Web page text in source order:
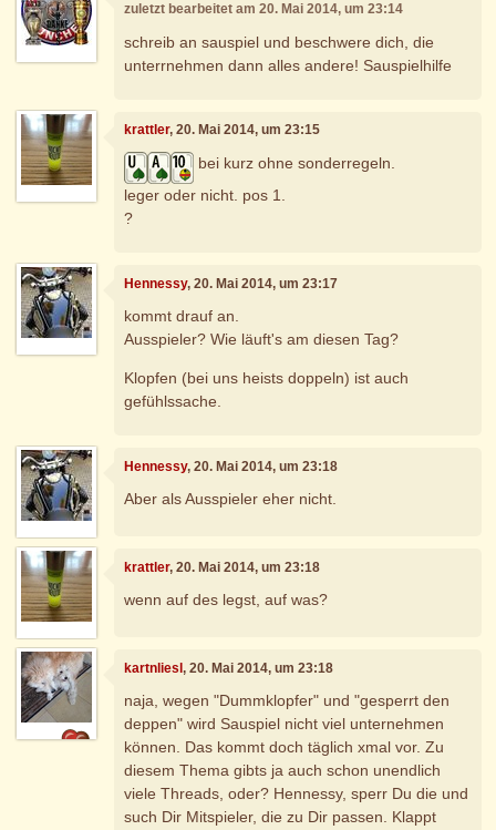
zuletzt bearbeitet am 20. Mai 2014, um 23:14
schreib an sauspiel und beschwere dich, die
unterrnehmen dann alles andere! Sauspielhilfe
krattler, 20. Mai 2014, um 23:15
bei kurz ohne sonderregeln.
leger oder nicht. pos 1.
?
Hennessy, 20. Mai 2014, um 23:17
kommt drauf an.
Ausspieler? Wie läuft's am diesen Tag?
Klopfen (bei uns heists doppeln) ist auch
gefühlssache.
Hennessy, 20. Mai 2014, um 23:18
Aber als Ausspieler eher nicht.
krattler, 20. Mai 2014, um 23:18
wenn auf des legst, auf was?
kartnliesl, 20. Mai 2014, um 23:18
naja, wegen "Dummklopfer" und "gesperrt den
deppen" wird Sauspiel nicht viel unternehmen
können. Das kommt doch täglich xmal vor. Zu
diesem Thema gibts ja auch schon unendlich
viele Threads, oder? Hennessy, sperr Du die und
such Dir Mitspieler, die zu Dir passen. Klappt